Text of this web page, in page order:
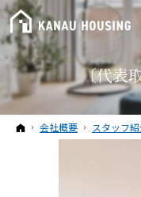
〔代表
ホーム
会社概要 スタッフ